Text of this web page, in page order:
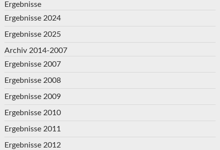
Ergebnisse
Ergebnisse 2024
Ergebnisse 2025
Archiv 2014-2007
Ergebnisse 2007
Ergebnisse 2008
Ergebnisse 2009
Ergebnisse 2010
Ergebnisse 2011
Ergebnisse 2012